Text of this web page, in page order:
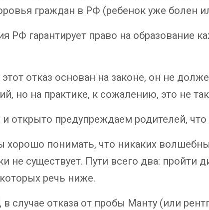
граждан в РФ (ребенок уже болен
РФ гарантирует право на образование
отказ основан на законе, он не
но на практике, к сожалению, это не
открыто предупреждаем родителей,
понимать, что никаких
не существует. Пути всего два: пройти
речь ниже.
в случае отказа от пробы Манту (или